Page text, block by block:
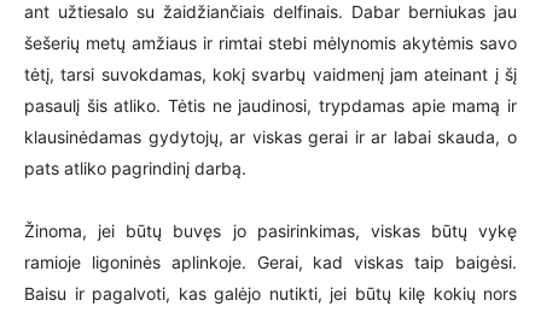
ant užtiesalo su žaidžiančiais delfinais. Dabar berniukas jau
šešerių metų amžiaus ir rimtai stebi mėlynomis akytėmis savo
tėtį, tarsi suvokdamas, kokį svarbų vaidmenį jam ateinant į šį
pasaulį šis atliko. Tėtis ne jaudinosi, trypdamas apie mamą ir
klausinėdamas gydytojų, ar viskas gerai ir ar labai skauda, o
pats atliko pagrindinį darbą.
Žinoma, jei būtų buvęs jo pasirinkimas, viskas būtų vykę
ramioje ligoninės aplinkoje. Gerai, kad viskas taip baigėsi.
Baisu ir pagalvoti, kas galėjo nutikti, jei būtų kilę kokių nors